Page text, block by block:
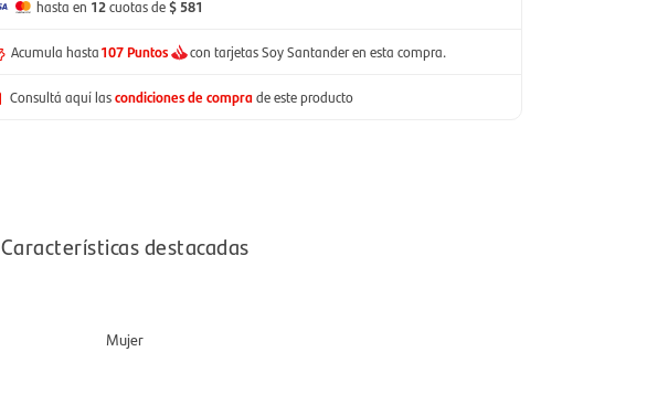
hasta en 12cuotas de$ 581
Acumula hasta107 Puntos con tarjetas Soy Santander en esta compra.
Consultá aquí lascondiciones de comprade este producto
Características destacadas
Mujer